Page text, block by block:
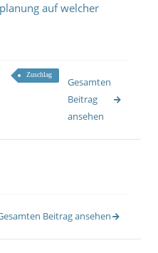
auf welcher
Zuschlag
Gesamten
Beitrag
ansehen
Beitrag ansehen